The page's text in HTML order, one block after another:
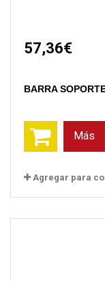
57,36€
BARRA
Más
Agregar para